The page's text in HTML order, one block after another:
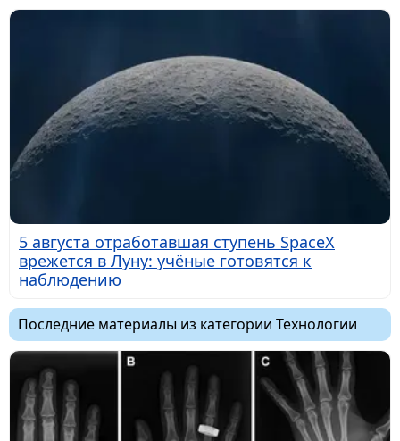
5 августа отработавшая ступень SpaceX
врежется в Луну: учёные готовятся к
наблюдению
Последние материалы из категории Технологии